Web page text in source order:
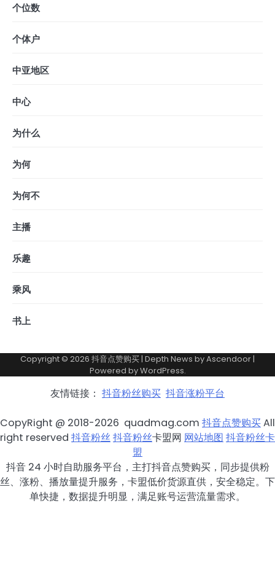
个位数
个体户
中亚地区
中心
为什么
为何
为何不
主播
乐趣
乘风
书上
Copyright © 2026 抖音点赞购买| Depth News byAscendoor|
Powered byWordPress.
友情链接： 抖音粉丝购买 抖音涨粉平台
CopyRight @ 2018-2026 quadmag.com 抖音点赞购买All
right reserved 抖音粉丝抖音粉丝卡盟网 网站地图 抖音粉丝卡
盟
抖音 24 小时自助服务平台，主打抖音点赞购买，同步提供粉
丝、涨粉、播放量提升服务，卡盟低价货源直供，安全稳定。下
单快捷，数据提升明显，满足账号运营流量需求。